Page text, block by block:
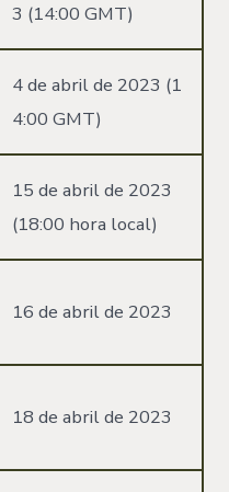
3 (14:00 GMT)
4 de abril de 2023 (1
4:00 GMT)
15 de abril de 2023
(18:00 hora local)
16 de abril de 2023
18 de abril de 2023